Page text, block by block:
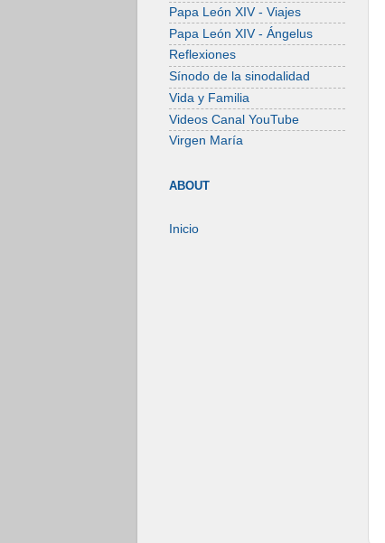
Papa León XIV - Viajes
Papa León XIV - Ángelus
Reflexiones
Sínodo de la sinodalidad
Vida y Familia
Videos Canal YouTube
Virgen María
ABOUT
Inicio